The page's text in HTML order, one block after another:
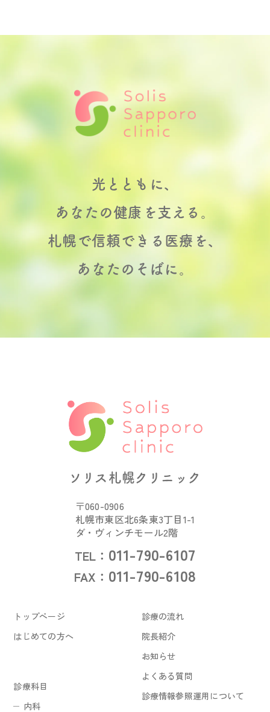
光とともに、
あなたの健康を支える。
札幌で信頼できる医療を、
あなたのそばに。
ソリス札幌クリニック
〒060-0906
札幌市東区北6条東3丁目1-1
ダ・ヴィンチモール2階
TEL： 011-790-6107
FAX： 011-790-6108
トップページ
はじめての方へ
診療科目
内科
診療の流れ
院長紹介
お知らせ
よくある質問
診療情報参照運用について